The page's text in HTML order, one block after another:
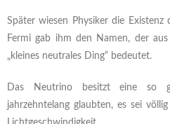
Später wiesen Physiker die
Fermi gab ihm den Namen, der
„kleines neutrales Ding“ bedeutet.
Das Neutrino besitzt eine so
jahrzehntelang glaubten, es sei